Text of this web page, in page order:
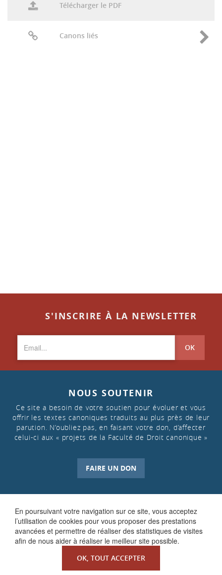
En poursuivant votre navigation sur ce site, vous acceptez
l’utilisation de cookies pour vous proposer des prestations
avancées et permettre de réaliser des statistiques de visites
afin de nous aider à réaliser le meilleur site possible.
OK, TOUT ACCEPTER
Télécharger le PDF
Canons liés
S'INSCRIRE À LA NEWSLETTER
OK
NOUS SOUTENIR
Ce site a besoin de votre soutien pour évoluer et vous
offrir les textes canoniques traduits au plus près de leur
parution. N’oubliez pas, en faisant votre don, d’affecter
celui-ci aux « projets de la Faculté de Droit canonique »
FAIRE UN DON